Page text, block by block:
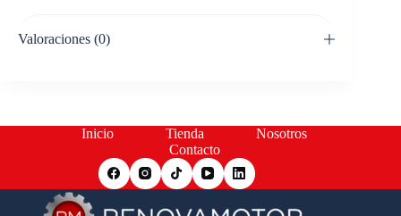
Valoraciones (0)
Inicio Tienda
Nosotros
Contacto